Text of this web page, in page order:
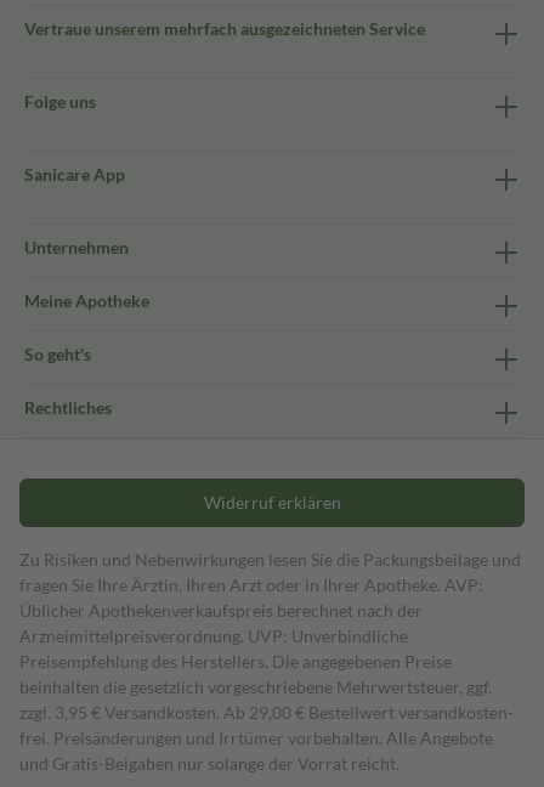
Vertraue unserem mehrfach ausgezeichneten Service
Folge uns
Sanicare App
Unternehmen
Meine Apotheke
So geht's
Rechtliches
Widerruf erklären
Zu Risiken und Nebenwirkungen lesen Sie die Packungsbeilage und
fragen Sie Ihre Ärztin, Ihren Arzt oder in Ihrer Apotheke. AVP:
Üblicher Apothekenverkaufspreis berechnet nach der
Arzneimittelpreisverordnung. UVP: Unverbindliche
Preisempfehlung des Herstellers. Die angegebenen Preise
beinhalten die gesetzlich vorgeschriebene Mehrwertsteuer, ggf.
zzgl. 3,95 € Versandkosten. Ab 29,00 € Bestell­wert versand­kosten­
frei. Preisänderungen und Irrtümer vorbehalten. Alle Angebote
und Gratis-Beigaben nur solange der Vorrat reicht.